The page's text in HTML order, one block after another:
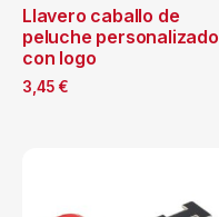
Llavero caballo de
peluche personalizado
con logo
3,45 €